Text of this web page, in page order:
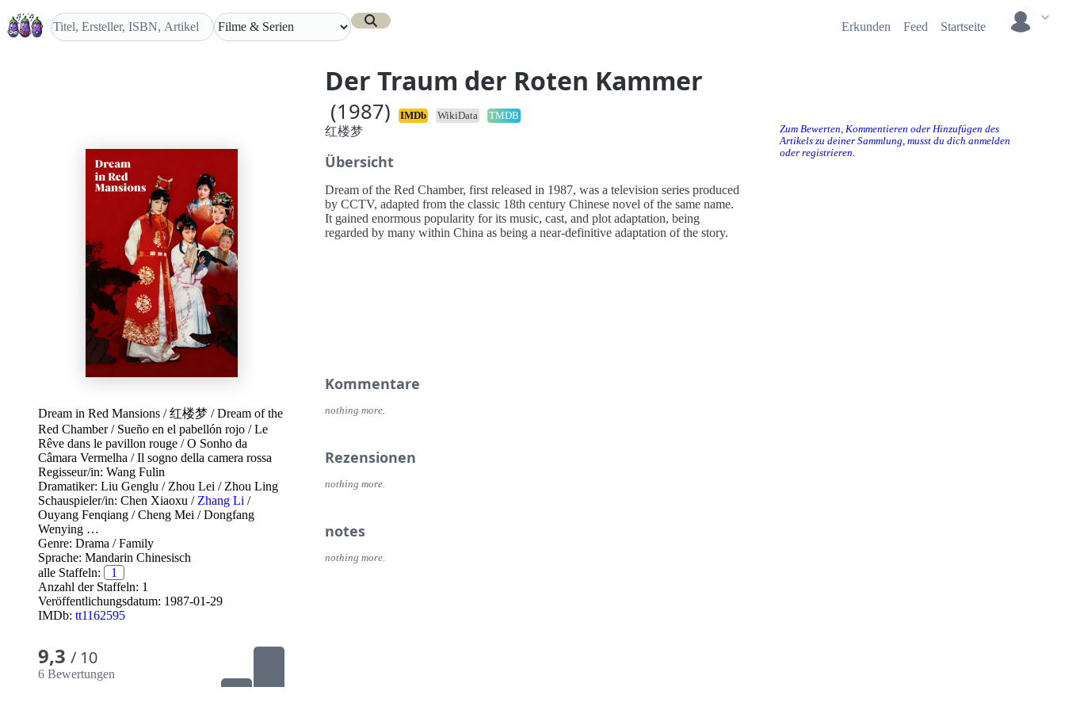
Erkunden Feed Startseite
Der Traum der Roten Kammer
(1987) IMDb WikiData
TMDB
Zum Bewerten, Kommentieren oder Hinzufügen des
Artikels zu deiner Sammlung, musst du dich anmelden
oder registrieren.
Dream in Red Mansions /红楼梦 /Dream of the
Red Chamber/ Sueño en el pabellón rojo /Le
Rêve dans le pavillon rouge /O Sonho da
Câmara Vermelha /Il sogno della camera rossa
Regisseur/in: Wang Fulin
Dramatiker: Liu Genglu / Zhou Lei / Zhou Ling
Schauspieler/in: Chen Xiaoxu / Zhang Li /
Ouyang Fenqiang /Cheng Mei /Dongfang
Wenying …
Genre: Drama /Family
Sprache: Mandarin Chinesisch
alle Staffeln:
1
Anzahl der Staffeln: 1
Veröffentlichungsdatum: 1987-01-29
IMDb: tt1162595
9,3 / 10
6 Bewertungen
红楼梦
Übersicht
Dream of the Red Chamber, first released in 1987, was a television series produced
by CCTV, adapted from the classic 18th century Chinese novel of the same name.
It gained enormous popularity for its music, cast, and plot adaptation, being
regarded by many within China as being a near-definitive adaptation of the story.
Kommentare
nothing more.
Rezensionen
nothing more.
notes
nothing more.